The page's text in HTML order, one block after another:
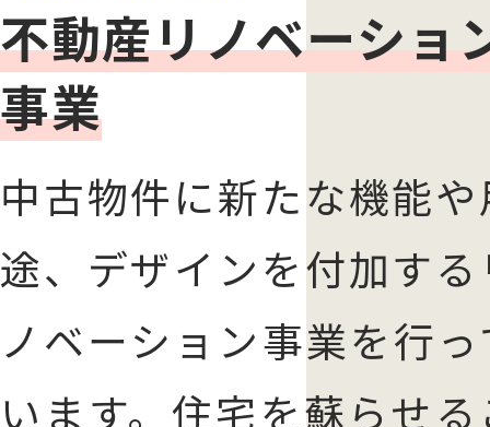
不動産リノベーショ
事業
中古物件に新たな機能や
途、デザインを付加する
ノベーション事業を行っ
います。住宅を蘇らせる